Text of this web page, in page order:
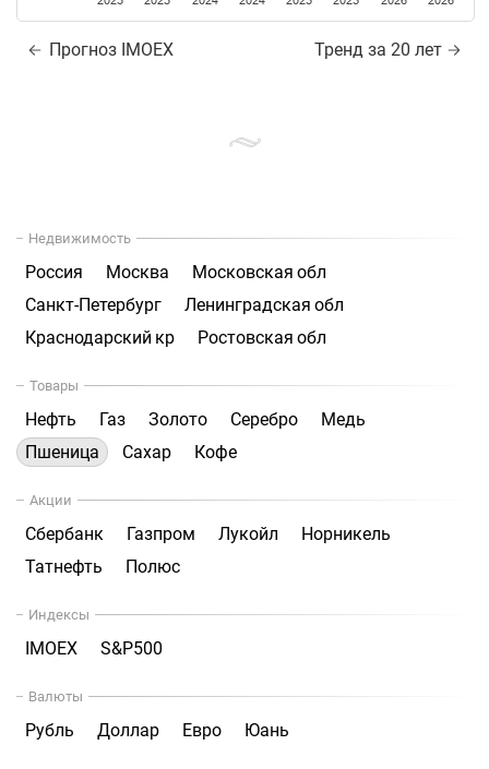
Прогноз IMOEX Тренд за 20 лет
Недвижимость
Россия Москва
Московская обл
Санкт-Петербург
Ленинградская обл
Краснодарский кр
Ростовская обл
Товары
Нефть Газ Золото Серебро
Медь
Пшеница
Сахар Кофе
Акции
Сбербанк Газпром Лукойл
Норникель
Татнефть
Полюс
Индексы
IMOEX S&P500
Валюты
Рубль Доллар Евро Юань